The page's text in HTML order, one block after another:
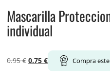
Mascarilla
individual
0.95€ El
0.75 €El
precio
Compra